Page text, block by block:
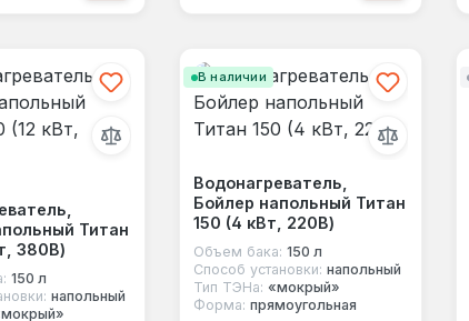
Титан
380В)
150 л
напольный
В наличии
Водонагреватель,
Бойлер напольный Титан
150 (4 кВт, 220В)
Объем бака: 150 л
Способ установки: напольный
Тип ТЭНа: «мокрый»
Форма: прямоугольная